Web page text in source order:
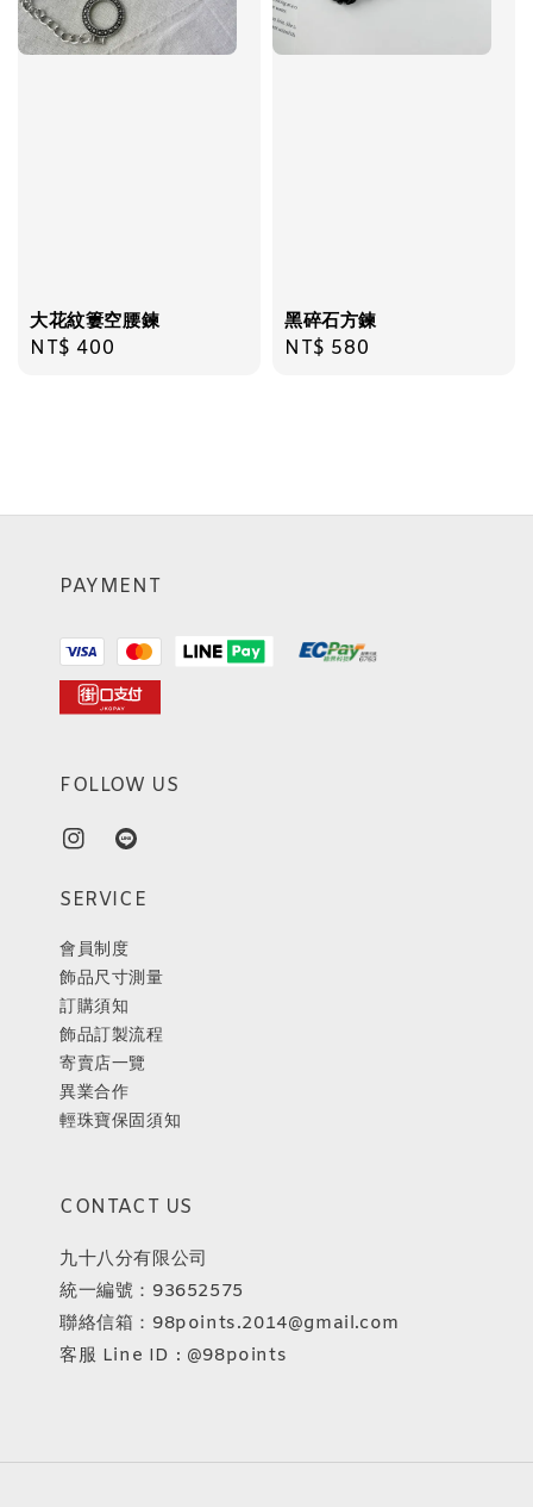
大花紋簍空腰鍊
Regular
NT$ 400
黑碎石方鍊
Regular
NT$ 580
PAYMENT
FOLLOW US
SERVICE
會員制度
飾品尺寸測量
訂購須知
飾品訂製流程
寄賣店一覽
異業合作
輕珠寶保固須知
CONTACT US
九十八分有限公司
統一編號：93652575
聯絡信箱：98points.2014@gmail.com
客服 Line ID : @98points